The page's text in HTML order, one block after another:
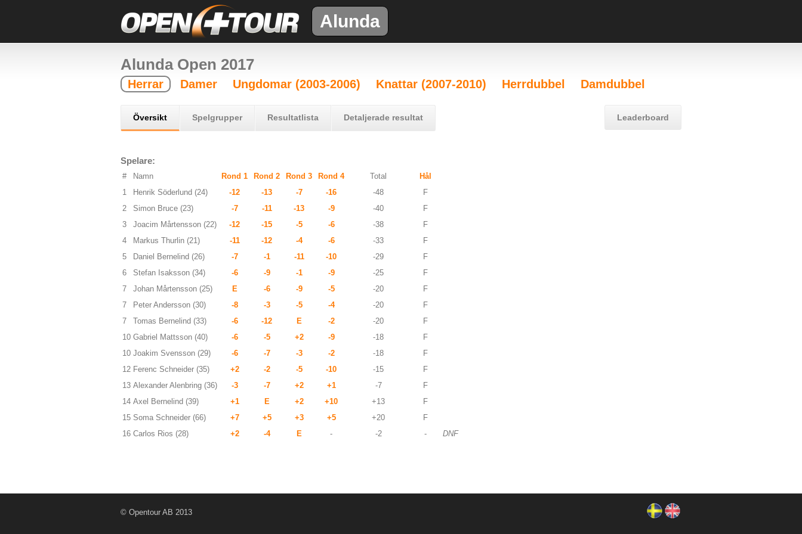
Alunda
Alunda Open 2017
Herrar Damer Ungdomar (2003-2006) Knattar (2007-2010) Herrdubbel Damdubbel
Översikt Spelgrupper Resultatlista Detaljerade resultat Leaderboard
Spelare:
# Namn Rond 1 Rond 2 Rond 3 Rond 4 Total
Hål
1
Henrik Söderlund (24) -12 -13 -7 -16 -48
F
2
Simon Bruce (23) -7 -11 -13 -9 -40
F
3
Joacim Mårtensson (22) -12 -15 -5 -6 -38
F
4
Markus Thurlin (21) -11 -12 -4 -6 -33
F
5
Daniel Bernelind (26) -7 -1 -11 -10 -29
F
6
Stefan Isaksson (34) -6 -9 -1 -9 -25
F
7
Johan Mårtensson (25) E -6 -9 -5 -20
F
7
Peter Andersson (30) -8 -3 -5 -4 -20
F
7
Tomas Bernelind (33) -6 -12 E -2 -20
F
10 Gabriel Mattsson (40) -6 -5 +2 -9 -18
F
10 Joakim Svensson (29) -6 -7 -3 -2 -18
F
12 Ferenc Schneider (35) +2 -2 -5 -10 -15
F
13 Alexander Alenbring (36) -3 -7 +2 +1 -7
F
14 Axel Bernelind (39) +1 E +2 +10 +13
F
15 Soma Schneider (66) +7 +5 +3 +5 +20
F
16 Carlos Rios (28) +2 -4 E - -2 - DNF
© Opentour AB 2013